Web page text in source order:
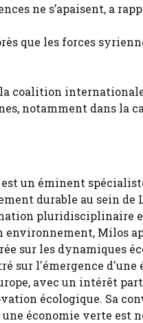
ne s’apaisent, a
que les forces
la coalition
notamment dans la
un éminent
durable au sein de
pluridisciplinaire
environnement, Milos
sur les dynamiques
sur l'émergence d'une
avec un intérêt
écologique. Sa
économie verte est